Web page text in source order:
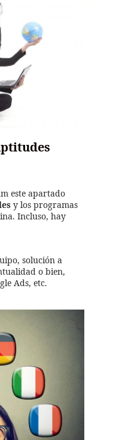
este apartado
y los programas
Incluso, hay
solución a
o bien,
Ads, etc.